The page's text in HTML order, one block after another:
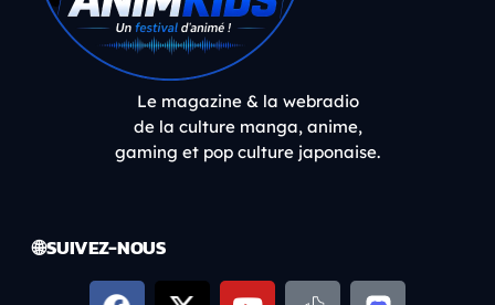
Le magazine & la webradio
de la culture manga, anime,
gaming et pop culture japonaise.
🌐 SUIVEZ-NOUS